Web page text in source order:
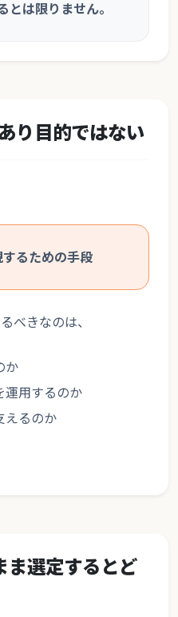
とは限りません。
り目的ではない
るための手段
べきなのは、
か
運用するのか
えるのか
ま選定するとど